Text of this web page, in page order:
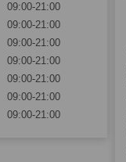
09:00-21:00
09:00-21:00
09:00-21:00
09:00-21:00
09:00-21:00
09:00-21:00
09:00-21:00